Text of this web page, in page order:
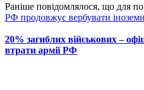
Раніше повідомлялося, що для
РФ продовжує вербувати
20% загиблих військових –
втрати армії РФ